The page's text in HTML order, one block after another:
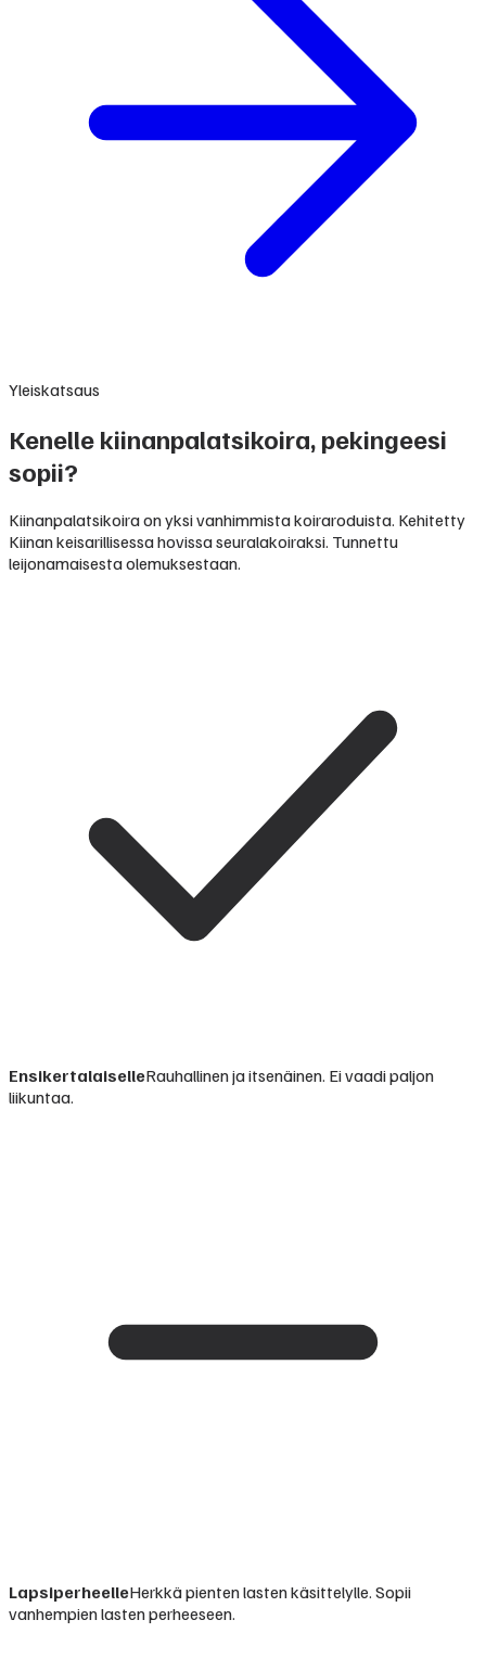
Yleiskatsaus
Kenelle kiinanpalatsikoira, pekingeesi
sopii?
Kiinanpalatsikoira on yksi vanhimmista koiraroduista. Kehitetty
Kiinan keisarillisessa hovissa seuralakoiraksi. Tunnettu
leijonamaisesta olemuksestaan.
EnsikertalaiselleRauhallinen ja itsenäinen. Ei vaadi paljon
liikuntaa.
LapsiperheelleHerkkä pienten lasten käsittelylle. Sopii
vanhempien lasten perheeseen.